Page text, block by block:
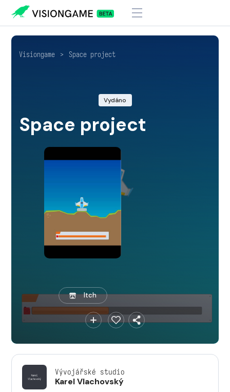
Visiongame > Space project
Vydáno
Space project
Itch
Vývojářské studio
Karel Vlachovský